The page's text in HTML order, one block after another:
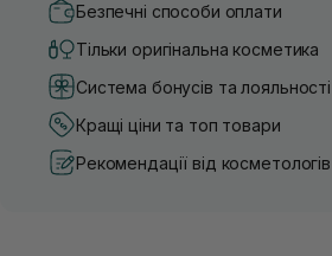
Безпечні способи оплати
Тільки оригінальна косметика
Система бонусів та лояльності
Кращі ціни та топ товари
Рекомендації від косметологів